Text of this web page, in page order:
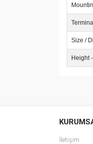
Size /
Height
İletişim